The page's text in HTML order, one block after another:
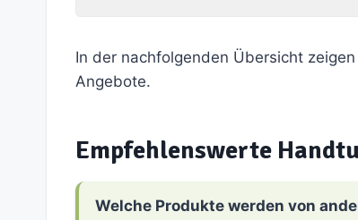
In der nachfolgenden Übersicht
Angebote.
Empfehlenswerte
Welche Produkte werden von